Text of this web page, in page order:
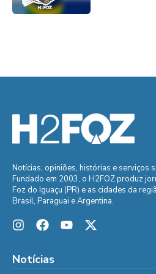
Notícias, opiniões, histórias e serviços
Fundado em 2003, o H2FOZ produz
Foz do Iguaçu (PR) e as cidades da
Brasil, Paraguai e Argentina.
Notícias